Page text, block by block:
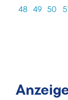
48 49 50 51